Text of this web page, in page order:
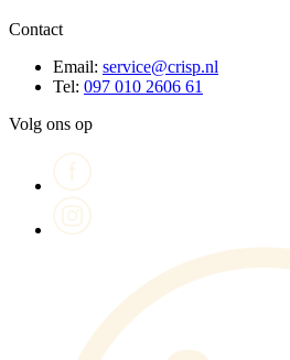
Contact
Email: service@crisp.nl
Tel: 097 010 2606 61
Volg ons op